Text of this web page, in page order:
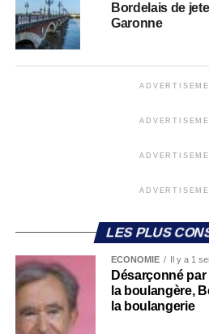
Bordelais de
Garonne
LES PLUS
ECONOMIE Il y a 1
Désarçonné
la boulangère,
la boulangerie